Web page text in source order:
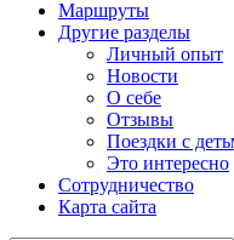
Маршруты
Другие разделы
Личный опыт
Новости
О себе
Отзывы
Поездки с
Это интересно
Сотрудничество
Карта сайта